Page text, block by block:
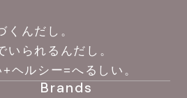
くんだし。
いられるんだし。
ヘルシー=へるしい。
Brands